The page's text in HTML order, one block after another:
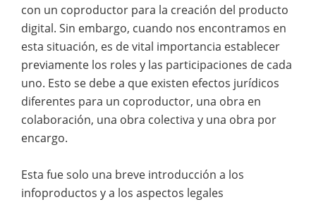
con un coproductor para la creación del producto
digital. Sin embargo, cuando nos encontramos en
esta situación, es de vital importancia establecer
previamente los roles y las participaciones de cada
uno. Esto se debe a que existen efectos jurídicos
diferentes para un coproductor, una obra en
colaboración, una obra colectiva y una obra por
encargo.
Esta fue solo una breve introducción a los
infoproductos y a los aspectos legales